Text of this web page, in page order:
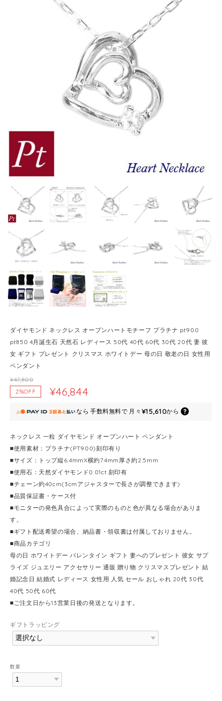
ダイヤモンド ネックレス オープンハートモチーフ プラチナ pt900
pt850 4月誕生石 天然石 レディース 50代 40代 60代 30代 20代 妻 彼
女 ギフト プレゼント クリスマス ホワイトデー 母の日 敬老の日 女性用
ペンダント
¥47,800
2%OFF
¥46,844
なら 手数料無料で 月々 ¥15,610から
ネックレス 一粒 ダイヤモンド オープンハート ペンダント
■使用素材：プラチナ(PT900)刻印有り
■サイズ：トップ縦6.4mmX横約7.4mm厚さ約2.5mm
■使用石：天然ダイヤモンド0.01ct 刻印有
■チェーン約40cm(3cmアジャスターで長さが調整できます)
■品質保証書・ケース付
■モニターの発色具合によって実際のものと色が異なる場合がありま
す。
■ギフト配送希望の場合、納品書・領収書は付属しておりません。
■商品カテゴリ
母の日 ホワイトデー バレンタイン ギフト 妻へのプレゼント 彼女 サプ
ライズ ジュエリー アクセサリー 通販 贈り物 クリスマスプレゼント 結
婚記念日 結婚式 レディース 女性用 人気 セール おしゃれ 20代 30代
40代 50代 60代
■ご注文日から13営業日後の発送となります。
ギフトラッピング
数量